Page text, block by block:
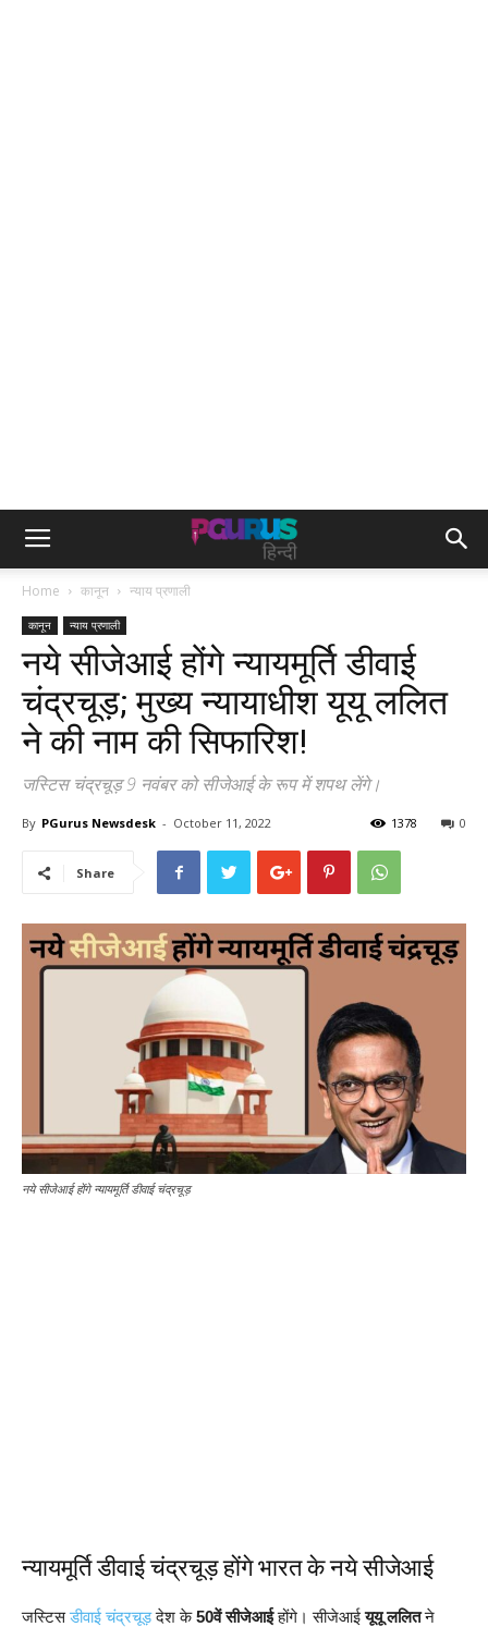
Home कानून न्याय प्रणाली
कानून न्याय प्रणाली
नये सीजेआई होंगे न्यायमूर्ति डीवाई
चंद्रचूड़; मुख्य न्यायाधीश यूयू ललित
ने की नाम की सिफारिश!
जस्टिस चंद्रचूड़ 9 नवंबर को सीजेआई के रूप में शपथ लेंगे।
By PGurus Newsdesk - October 11, 2022 0
1378
Share
नये सीजेआई होंगे न्यायमूर्ति डीवाई चंद्रचूड़
न्यायमूर्ति डीवाई चंद्रचूड़ होंगे भारत के नये सीजेआई
जस्टिसडीवाई चंद्रचूड़देश के50वें सीजेआईहोंगे। सीजेआईयूयू ललितने